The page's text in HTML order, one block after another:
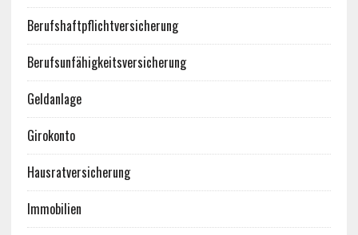
Berufshaftpflichtversicherung
Berufsunfähigkeitsversicherung
Geldanlage
Girokonto
Hausratversicherung
Immobilien